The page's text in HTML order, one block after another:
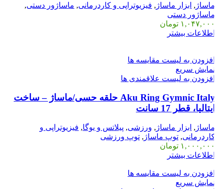
, ابزار ماساژ, فیزیوتراپی و کاردرمانی,ماساژور دستی,
دستی
تومان
بیشتر
به لیست مقایسه ها
سریع
به لیست علاقمندی ها
Aku Ring Gymnic Italy حلقه حسی/ماساژ – ساخت
قطر 17 سانت
, ابزار ماساژ, ورزشی,پیلاتس و یوگا,فیزیوتراپی و
,توپ ماساژ, توپ ورزشی
تومان
بیشتر
به لیست مقایسه ها
سریع